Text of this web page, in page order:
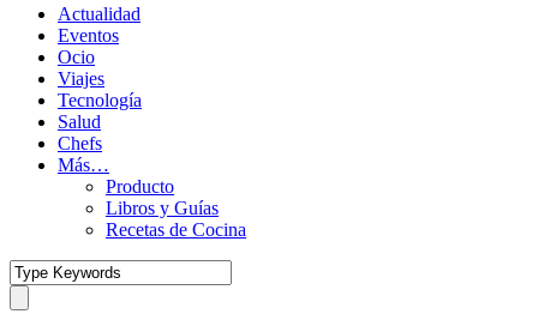
Actualidad
Eventos
Ocio
Viajes
Tecnología
Salud
Chefs
Más…
Producto
Libros y Guías
Recetas de Cocina